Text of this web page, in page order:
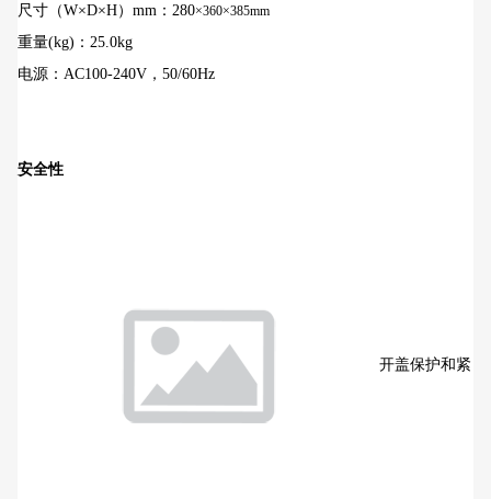
尺寸（W×D×H）mm：280×360×385mm
重量(kg)：25.0kg
电源：AC100-240V，50/60Hz
安全性
开盖保护和紧